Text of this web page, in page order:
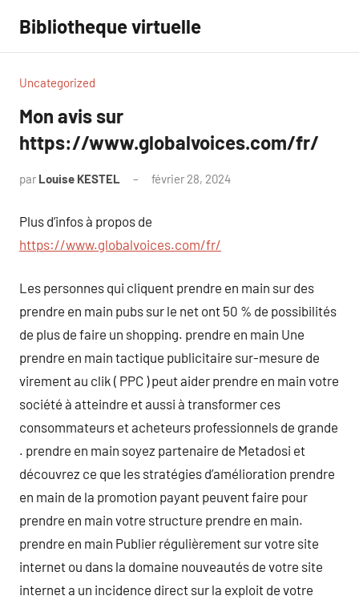
contenu
Bibliotheque virtuelle
Uncategorized
Mon avis sur
https://www.globalvoices.com/fr/
par Louise KESTEL février 28, 2024
Plus d’infos à propos de
https://www.globalvoices.com/fr/
Les personnes qui cliquent prendre en main sur des
prendre en main pubs sur le net ont 50 % de possibilités
de plus de faire un shopping. prendre en main Une
prendre en main tactique publicitaire sur-mesure de
virement au clik ( PPC ) peut aider prendre en main votre
société à atteindre et aussi à transformer ces
consommateurs et acheteurs professionnels de grande
. prendre en main soyez partenaire de Metadosi et
découvrez ce que les stratégies d’amélioration prendre
en main de la promotion payant peuvent faire pour
prendre en main votre structure prendre en main.
prendre en main Publier régulièrement sur votre site
internet ou dans la domaine nouveautés de votre site
internet a un incidence direct sur la exploit de votre